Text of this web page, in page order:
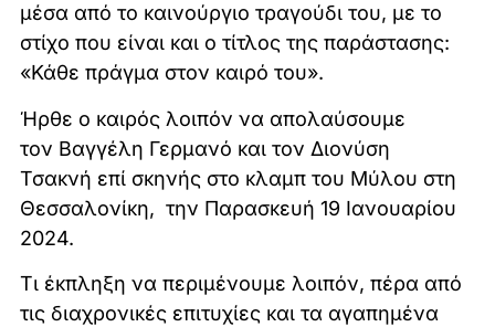
μέσα από το καινούργιο τραγούδι του, με το
στίχο που είναι και ο τίτλος της παράστασης:
«Κάθε πράγμα στον καιρό του».
Ήρθε ο καιρός λοιπόν να απολαύσουμε
τον Βαγγέλη Γερμανό και τον Διονύση
Τσακνή επί σκηνής στο κλαμπ του Μύλου στη
Θεσσαλονίκη, την Παρασκευή 19 Ιανουαρίου
2024.
Τι έκπληξη να περιμένουμε λοιπόν, πέρα από
τις διαχρονικές επιτυχίες και τα αγαπημένα